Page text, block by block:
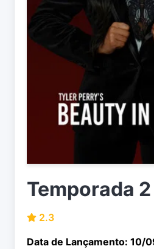
Temporada 2
2.3
Data de Lançamento: 10/